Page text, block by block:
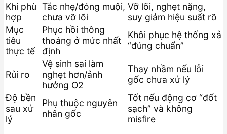
Khi phù
hợp
Tắc nhẹ/đóng muội,
chưa vỡ lõi
Vỡ lõi, nghẹt nặng,
suy giảm hiệu suất rõ
Mục
tiêu
thực tế
Phục hồi thông
thoáng ở mức nhất
định
Khôi phục hệ thống xả
“đúng chuẩn”
Rủi ro
Vệ sinh sai làm
nghẹt hơn/ảnh
hưởng O2
Thay nhầm nếu lỗi
gốc chưa xử lý
Độ bền
sau xử
lý
Phụ thuộc nguyên
nhân gốc
Tốt nếu động cơ “đốt
sạch” và không
misfire